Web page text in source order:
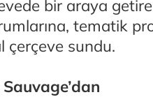
bir araya
tematik
çerçeve sundu.